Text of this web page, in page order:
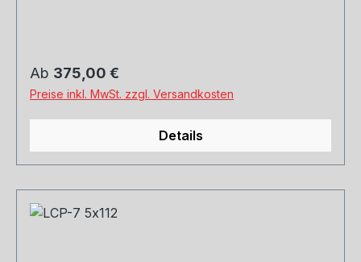
Regulärer Preis:
Ab 375,00 €
Preise inkl. MwSt. zzgl. Versandkosten
Details